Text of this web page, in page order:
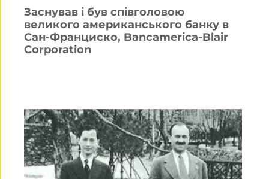
Заснував і був співголовою
великого американського банку в
Сан-Франциско, Bancamerica-Blair
Corporation